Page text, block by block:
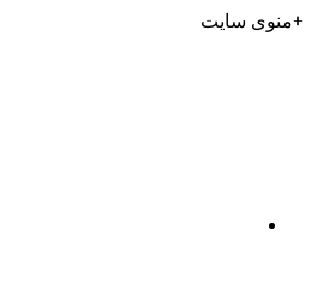
+منوی سایت